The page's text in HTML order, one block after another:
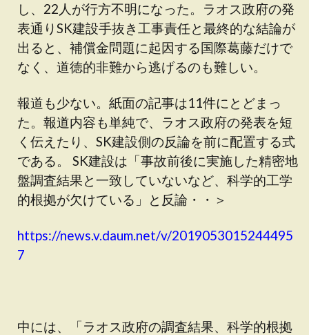
し、22人が行方不明になった。ラオス政府の発
表通りSK建設手抜き工事責任と最終的な結論が
出ると、補償金問題に起因する国際葛藤だけで
なく、道徳的非難から逃げるのも難しい。
報道も少ない。紙面の記事は11件にとどまっ
た。報道内容も単純で、ラオス政府の発表を短
く伝えたり、SK建設側の反論を前に配置する式
である。 SK建設は「事故前後に実施した精密地
盤調査結果と一致していないなど、科学的工学
的根拠が欠けている」と反論・・＞
https://news.v.daum.net/v/2019053015244495
7
中には、「ラオス政府の調査結果、科学的根拠